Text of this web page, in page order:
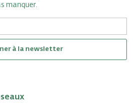
manquer.
à la newsletter